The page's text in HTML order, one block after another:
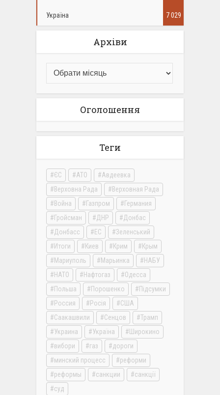
Україна 7 029
Архіви
Оголошення
Теги
ЄС АТО
Авдеевка
Верховна Рада
Верховная Рада
Война
Газпром
Германия
Гройсман
ДНР
Донбас
Донбасс
ЕС
Зеленський
Итоги
Киев Крим
Крым
Мариуполь
Марьинка
НАБУ
НАТО
Нафтогаз
Одесса
Польша
Порошенко
Підсумки
Россия
Росія
США
Саакашвили
Сенцов
Трамп
Украина
Україна
Широкино
вибори
газ
дороги
минский процесс
реформи
реформы
санкции
санкції
суд